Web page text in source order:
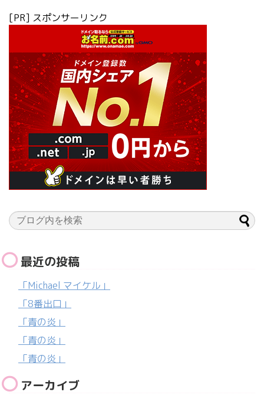
[PR] スポンサーリンク
最近の投稿
「Michael マイケル」
「8番出口」
「青の炎」
「青の炎」
「青の炎」
アーカイブ